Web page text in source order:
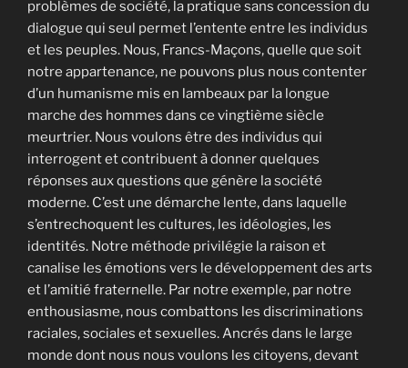
problèmes de société, la pratique sans concession du
dialogue qui seul permet l’entente entre les individus
et les peuples. Nous, Francs-Maçons, quelle que soit
notre appartenance, ne pouvons plus nous contenter
d’un humanisme mis en lambeaux par la longue
marche des hommes dans ce vingtième siècle
meurtrier. Nous voulons être des individus qui
interrogent et contribuent à donner quelques
réponses aux questions que génère la société
moderne. C’est une démarche lente, dans laquelle
s’entrechoquent les cultures, les idéologies, les
identités. Notre méthode privilégie la raison et
canalise les émotions vers le développement des arts
et l’amitié fraternelle. Par notre exemple, par notre
enthousiasme, nous combattons les discriminations
raciales, sociales et sexuelles. Ancrés dans le large
monde dont nous nous voulons les citoyens, devant